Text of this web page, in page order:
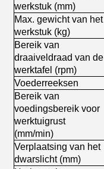
werkstuk (mm)
Max. gewicht van het
werkstuk (kg)
Bereik van
draaiveldraad van de
werktafel (rpm)
Voederreeksen
Bereik van
voedingsbereik voor
werktuigrust
(mm/min)
Verplaatsing van het
dwarslicht (mm)